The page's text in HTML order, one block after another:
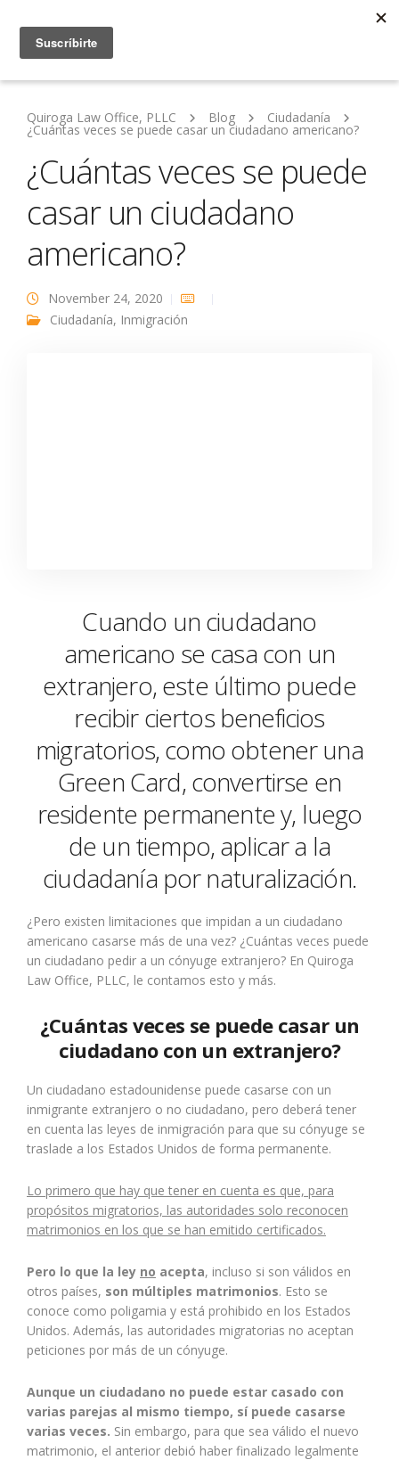
Quiroga Law Office, PLLC Blog Ciudadanía
¿Cuántas veces se puede casar un ciudadano americano?
¿Cuántas veces se puede
casar un ciudadano
americano?
November 24, 2020
Ciudadanía, Inmigración
Cuando un ciudadano
americano se casa con un
extranjero, este último puede
recibir ciertos beneficios
migratorios, como obtener una
Green Card, convertirse en
residente permanente y, luego
de un tiempo, aplicar a la
ciudadanía por naturalización.
¿Pero existen limitaciones que impidan a un ciudadano
americano casarse más de una vez? ¿Cuántas veces puede
un ciudadano pedir a un cónyuge extranjero? En Quiroga
Law Office, PLLC, le contamos esto y más.
¿Cuántas veces se puede casar un
ciudadano con un extranjero?
Un ciudadano estadounidense puede casarse con un
inmigrante extranjero o no ciudadano, pero deberá tener
en cuenta las leyes de inmigración para que su cónyuge se
traslade a los Estados Unidos de forma permanente.
Lo primero que hay que tener en cuenta es que, para
propósitos migratorios, las autoridades solo reconocen
matrimonios en los que se han emitido certificados.
Pero lo que la ley no acepta, incluso si son válidos en
otros países, son múltiples matrimonios. Esto se
conoce como poligamia y está prohibido en los Estados
Unidos. Además, las autoridades migratorias no aceptan
peticiones por más de un cónyuge.
Aunque un ciudadano no puede estar casado con
varias parejas al mismo tiempo, sí puede casarse
varias veces. Sin embargo, para que sea válido el nuevo
matrimonio, el anterior debió haber finalizado legalmente